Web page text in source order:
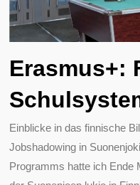
Erasmus+:
Einblicke in das finnische
Jobshadowing in
Programms hatte ich Ende